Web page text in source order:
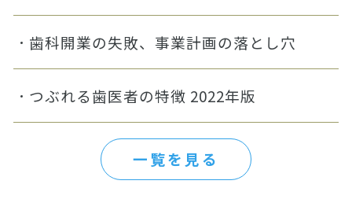
歯科開業の失敗、事業計画の落とし穴
つぶれる歯医者の特徴 2022年版
一覧を見る